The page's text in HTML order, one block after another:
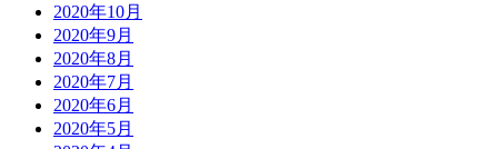
2020年10月
2020年9月
2020年8月
2020年7月
2020年6月
2020年5月